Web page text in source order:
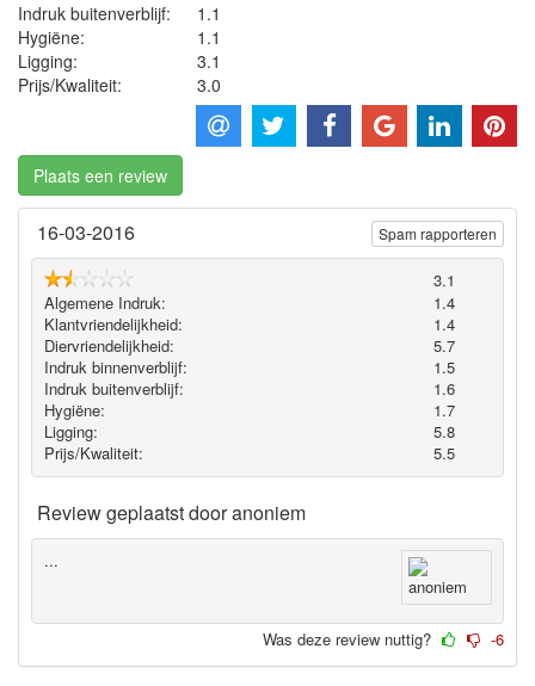
Indruk buitenverblijf:
1.1
Hygiëne‎:
1.1
Ligging:
3.1
Prijs/Kwaliteit:
3.0
Plaats een review
16-03-2016
3.1
Algemene Indruk:
1.4
Klantvriendelijkheid:
1.4
Diervriendelijkheid:
5.7
Indruk binnenverblijf:
1.5
Indruk buitenverblijf:
1.6
Hygiëne‎:
1.7
Ligging:
5.8
Prijs/Kwaliteit:
5.5
Review geplaatst dooranoniem
...
Spam rapporteren
Was deze review nuttig? -6